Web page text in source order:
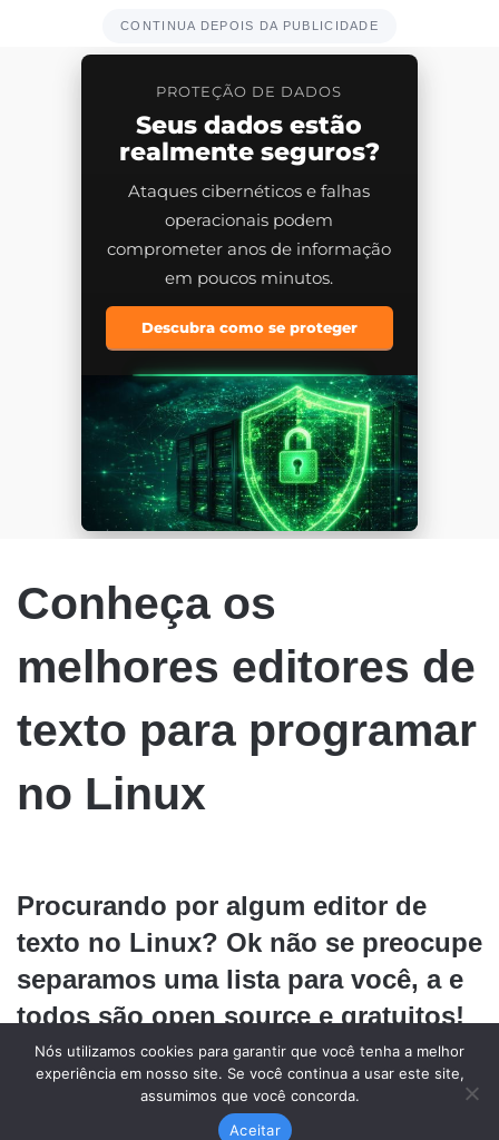
Nós utilizamos cookies para garantir que você tenha a melhor
experiência em nosso site. Se você continua a usar este site,
assumimos que você concorda.
Aceitar